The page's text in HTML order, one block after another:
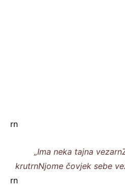
rn
„Ima neka tajna
krutrnNjome čovjek sebe
rn